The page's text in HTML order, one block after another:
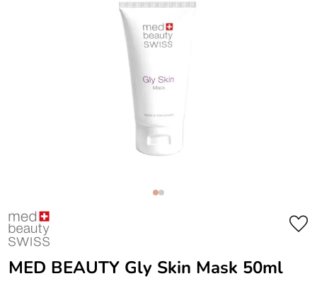
MED BEAUTY Gly Skin Mask 50ml